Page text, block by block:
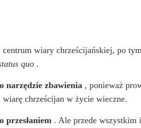
wiary chrześcijańskiej, po
quo .
narzędzie zbawienia , ponieważ
chrześcijan w życie wieczne.
przesłaniem . Ale przede